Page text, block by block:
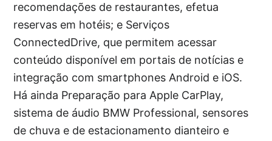
recomendações de restaurantes, efetua
reservas em hotéis; e Serviços
ConnectedDrive, que permitem acessar
conteúdo disponível em portais de notícias e
integração com smartphones Android e iOS.
Há ainda Preparação para Apple CarPlay,
sistema de áudio BMW Professional, sensores
de chuva e de estacionamento dianteiro e